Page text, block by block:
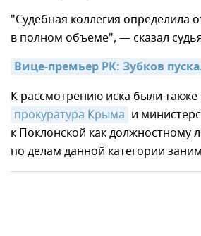
"Судебная коллегия определила
в полном объеме", — сказал
Вице-премьер РК: Зубков
К рассмотрению иска были
прокуратура Крыма и
к Поклонской как должностному
по делам данной категории